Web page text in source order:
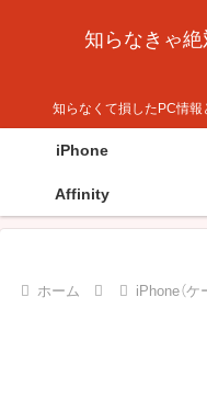
知らなきゃ
知らなくて損したPC情
iPhone
Affinity
ホーム iPhone（ケ